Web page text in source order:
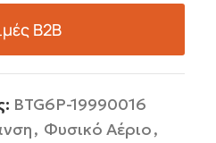
B2B
BTG6P-19990016
, Φυσικό Αέριο,